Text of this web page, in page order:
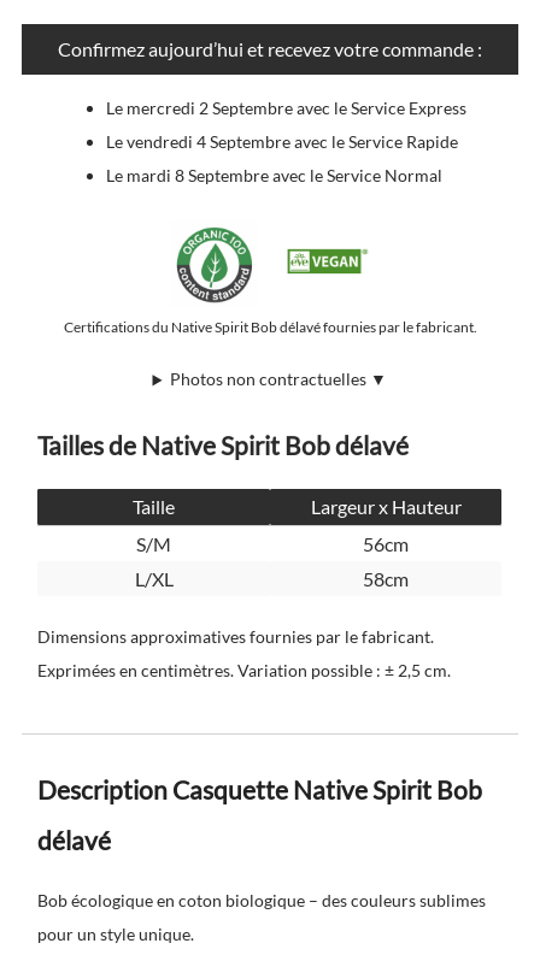
Confirmez aujourd’hui et recevez votre commande :
Le mercredi 2 Septembre avec le Service Express
Le vendredi 4 Septembre avec le Service Rapide
Le mardi 8 Septembre avec le Service Normal
Certifications du Native Spirit Bob délavé fournies par le fabricant.
Photos non contractuelles ▼
Tailles de Native Spirit Bob délavé
Taille
Largeur x Hauteur
S/M
56cm
L/XL
58cm
Dimensions approximatives fournies par le fabricant.
Exprimées en centimètres. Variation possible : ± 2,5 cm.
Description Casquette Native Spirit Bob
délavé
Bob écologique en coton biologique – des couleurs sublimes
pour un style unique.